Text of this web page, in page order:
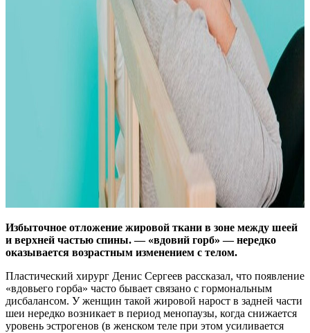
Избыточное отложение жировой ткани в зоне между шеей
и верхней частью спины. — «вдовий горб» — нередко
оказывается возрастным изменением с телом.
Пластический хирург Денис Сергеев рассказал, что появление
«вдовьего горба» часто бывает связано с гормональным
дисбалансом. У женщин такой жировой нарост в задней части
шеи нередко возникает в период менопаузы, когда снижается
уровень эстрогенов (в женском теле при этом усиливается